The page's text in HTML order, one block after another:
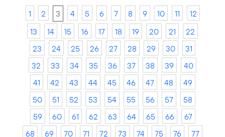
1 2 3 4 5 6 7 8 9 10 11
12
13
14 15 16 17 18 19 20 21
22
23
24 25 26 27 28 29 30
31
32
33 34 35 36 37 38 39
40
41
42 43 44 45 46 47 48
49
50
51 52 53 54 55 56 57
58
59
60 61 62 63 64 65 66
67
68
69 70 71 72 73 74 75 76 77